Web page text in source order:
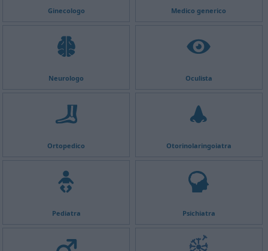
Ginecologo Medico generico
Neurologo Oculista
Ortopedico Otorinolaringoiatra
Pediatra Psichiatra